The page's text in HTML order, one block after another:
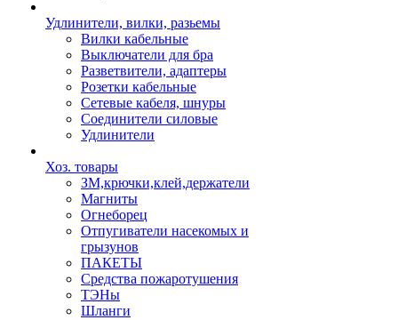
Удлинители, вилки, разьемы
Вилки кабельные
Выключатели для бра
Разветвители, адаптеры
Розетки кабельные
Сетевые кабеля, шнуры
Соединители силовые
Удлинители
Хоз. товары
ЗМ,крючки,клей,держатели
Магниты
Огнеборец
Отпугиватели насекомых и
грызунов
ПАКЕТЫ
Средства пожаротушения
ТЭНы
Шланги